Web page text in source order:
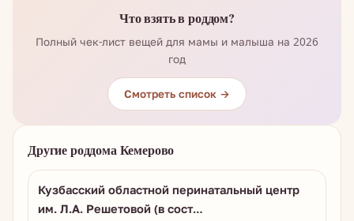
Что взять в роддом?
Полный чек-лист вещей для мамы и малыша на 2026
год
Смотреть список →
Другие роддома Кемерово
Кузбасский областной перинатальный центр
им. Л.А. Решетовой (в сост…